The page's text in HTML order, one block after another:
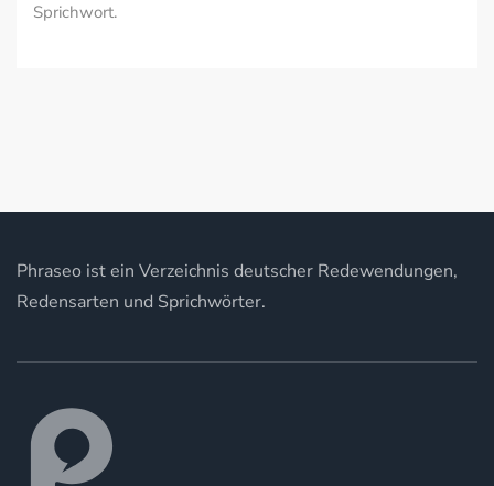
Sprichwort.
Phraseo ist ein Verzeichnis deutscher Redewendungen,
Redensarten und Sprichwörter.